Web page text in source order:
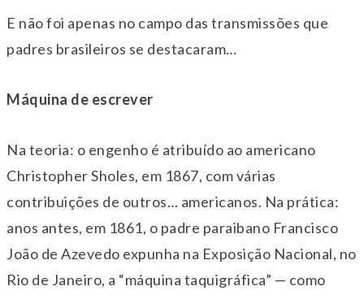
E não foi apenas no campo das transmissões que
padres brasileiros se destacaram…
Máquina de escrever
Na teoria: o engenho é atribuído ao americano
Christopher Sholes, em 1867, com várias
contribuições de outros… americanos. Na prática:
anos antes, em 1861, o padre paraibano Francisco
João de Azevedo expunha na Exposição Nacional, no
Rio de Janeiro, a “máquina taquigráfica” — como